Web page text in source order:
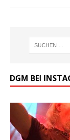
DGM BEI